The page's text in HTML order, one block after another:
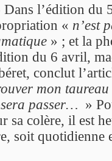
Dans l’édition du
« n’est
» ; et la
du 6 avril,
conclut
mon
passer… »
sa colère, il est
soit quotidienne